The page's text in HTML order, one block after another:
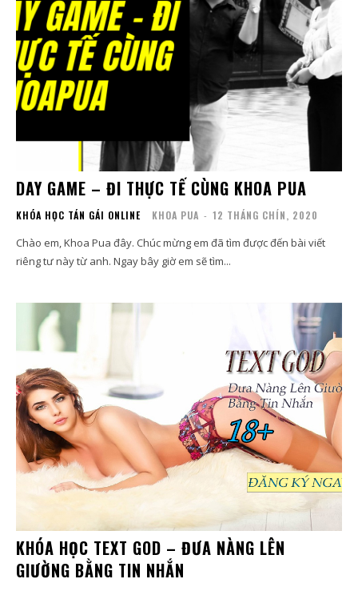
DAY GAME – ĐI THỰC TẾ CÙNG KHOA PUA
KHÓA HỌC TÁN GÁI ONLINE KHOA PUA - 12 THÁNG CHÍN, 2020
Chào em, Khoa Pua đây. Chúc mừng em đã tìm được đến bài viết
riêng tư này từ anh. Ngay bây giờ em sẽ tìm...
KHÓA HỌC TEXT GOD – ĐƯA NÀNG LÊN
GIƯỜNG BẰNG TIN NHẮN